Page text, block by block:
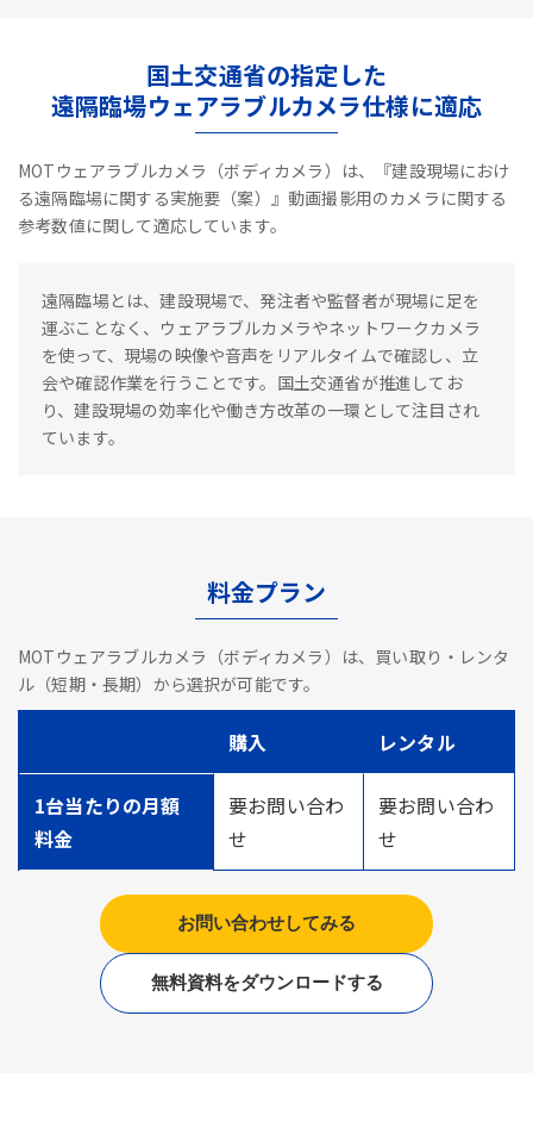
国土交通省の指定した
遠隔臨場ウェアラブルカメラ仕様に適応
MOTウェアラブルカメラ（ボディカメラ）は、『建設現場におけ
る遠隔臨場に関する実施要（案）』動画撮影用のカメラに関する
参考数値に関して適応しています。
遠隔臨場とは、建設現場で、発注者や監督者が現場に足を
運ぶことなく、ウェアラブルカメラやネットワークカメラ
を使って、現場の映像や音声をリアルタイムで確認し、立
会や確認作業を行うことです。国土交通省が推進してお
り、建設現場の効率化や働き方改革の一環として注目され
ています。
料金プラン
MOTウェアラブルカメラ（ボディカメラ）は、買い取り・レンタ
ル（短期・長期）から選択が可能です。
購入 レンタル
1台当たりの月額
料金
要お問い合わ
せ
要お問い合わ
せ
お問い合わせしてみる
無料資料をダウンロードする